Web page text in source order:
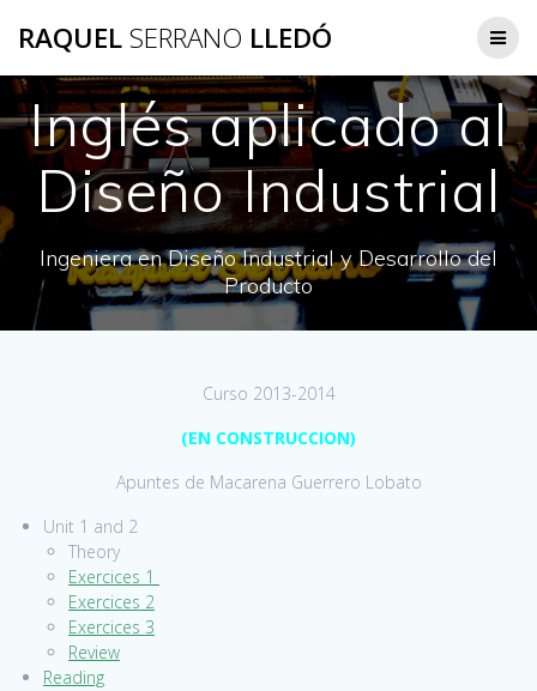
al
RAQUELSERRANO LLEDÓ
Inglés aplicado al
Diseño Industrial
Ingeniera en Diseño Industrial y Desarrollo del
Producto
Curso 2013-2014
(EN CONSTRUCCION)
Apuntes de Macarena Guerrero Lobato
Unit 1 and 2
Theory
Exercices 1
Exercices 2
Exercices 3
Review
Reading